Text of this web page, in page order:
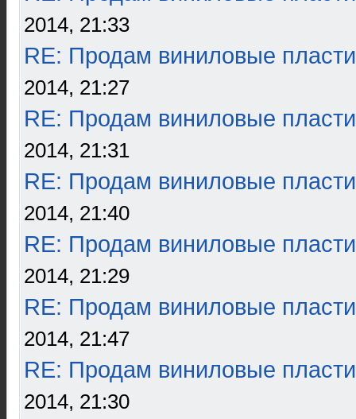
2014, 21:33
RE: Продам виниловые
2014, 21:27
RE: Продам виниловые
2014, 21:31
RE: Продам виниловые
2014, 21:40
RE: Продам виниловые
2014, 21:29
RE: Продам виниловые
2014, 21:47
RE: Продам виниловые
2014, 21:30